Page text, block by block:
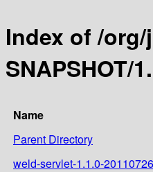
Index of /
SNAPSHOT/
Name
Parent Directory
weld-servlet-1.1.0-